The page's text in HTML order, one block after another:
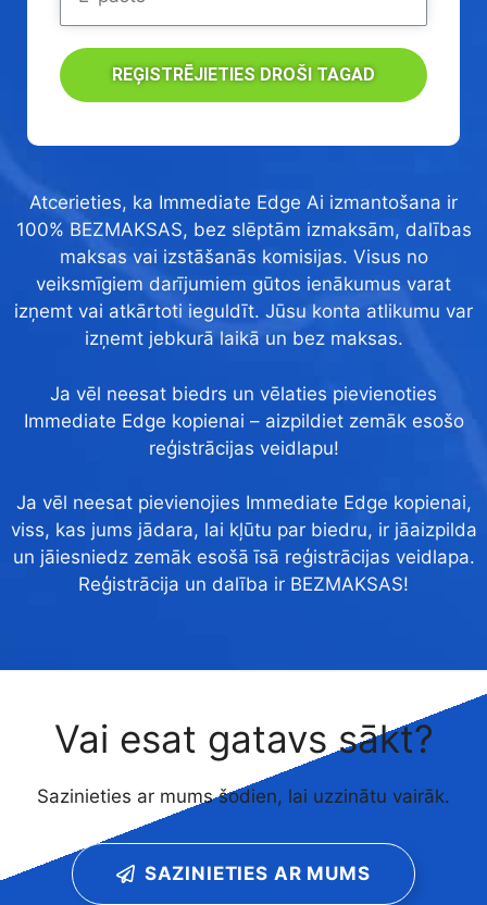
REĢISTRĒJIETIES DROŠI TAGAD
Atcerieties, ka Immediate Edge Ai izmantošana ir
100% BEZMAKSAS, bez slēptām izmaksām, dalības
maksas vai izstāšanās komisijas. Visus no
veiksmīgiem darījumiem gūtos ienākumus varat
izņemt vai atkārtoti ieguldīt. Jūsu konta atlikumu var
izņemt jebkurā laikā un bez maksas.
Ja vēl neesat biedrs un vēlaties pievienoties
Immediate Edge kopienai – aizpildiet zemāk esošo
reģistrācijas veidlapu!
Ja vēl neesat pievienojies Immediate Edge kopienai,
viss, kas jums jādara, lai kļūtu par biedru, ir jāaizpilda
un jāiesniedz zemāk esošā īsā reģistrācijas veidlapa.
Reģistrācija un dalība ir BEZMAKSAS!
Vai esat gatavs sākt?
Sazinieties ar mums šodien, lai uzzinātu vairāk.
SAZINIETIES AR MUMS